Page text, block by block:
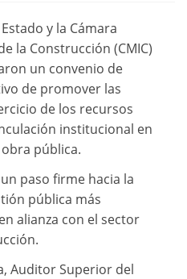
y la Cámara
la Construcción (CMIC)
un convenio de
de promover las
de los recursos
institucional en
pública.
paso firme hacia la
pública más
alianza con el sector
Auditor Superior del